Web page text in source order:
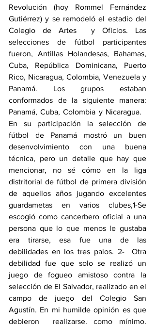
Revolución (hoy Rommel Fernández
Gutiérrez) y se remodeló el estadio del
Colegio de Artes  y Oficios. Las
selecciones de fútbol participantes
fueron, Antillas Holandesas, Bahamas,
Cuba, República Dominicana, Puerto
Rico, Nicaragua, Colombia, Venezuela y
Panamá. Los grupos estaban
conformados de la siguiente manera:
Panamá, Cuba, Colombia y Nicaragua.
En su participación la selección de
fútbol de Panamá mostró un buen
desenvolvimiento con una buena
técnica, pero un detalle que hay que
mencionar, no sé cómo en la liga
distritorial de fútbol de primera división
de aquellos años jugando excelentes
guardametas en varios clubes,1-Se
escogió como cancerbero oficial a una
persona que lo que menos le gustaba
era tirarse, esa fue una de las
debilidades en los tres palos. 2-  Otra
debilidad fue que solo se realizó un
juego de fogueo amistoso contra la
selección de El Salvador, realizado en el
campo de juego del Colegio San
Agustín. En mi humilde opinión es que
debieron  realizarse, como mínimo,